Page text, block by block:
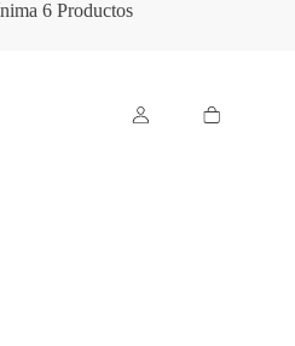
6 Productos
Carro